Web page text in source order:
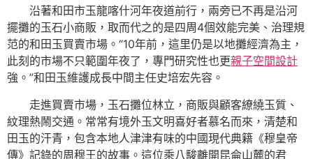
沿著和田市玉龍喀什河年夜道前行，兩旁已不再是沿河
擺攤的玉石小商販，取而代之的是四周4個效能完美、治理規
范的和田玉買賣市場。“10年前，這里仍是以地攤經濟為主，
此刻的市場不只範圍年夜了，專門研究性也更親子空間設計
強。”和田玉維護成長中間主任史培宏先容。
走進買賣市場，玉石攤位林立，商販與顧客繚繞玉質、
紋理熱鬧交通。常常有境外玉文明喜好者慕名而來，清楚和
田玉的汗青，包含本地人津津有味的中國現代典籍《穆皇帝
傳》記錄的周穆王的故事。這位乘八駿離開昆侖山麓的君